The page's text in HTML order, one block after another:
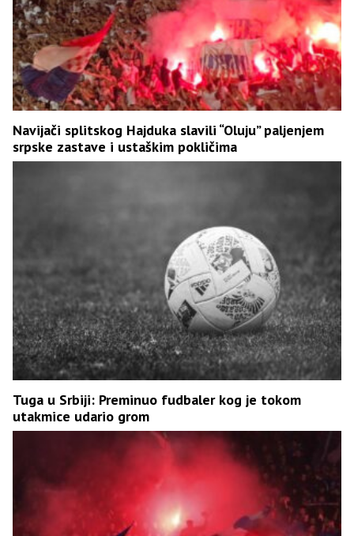
Navijači splitskog Hajduka slavili “Oluju” paljenjem
srpske zastave i ustaškim pokličima
Tuga u Srbiji: Preminuo fudbaler kog je tokom
utakmice udario grom